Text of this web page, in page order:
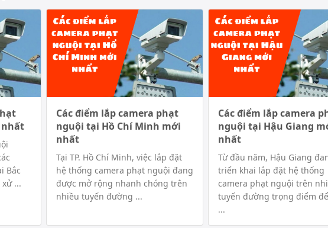
nhất
Bắc
...
Các điểm lắp camera phạt
nguội tại Hồ Chí Minh mới
nhất
Tại TP. Hồ Chí Minh, việc lắp đặt
hệ thống camera phạt nguội đang
được mở rộng nhanh chóng trên
nhiều tuyến đường ...
Các điểm lắp camera
nguội tại Hậu Giang
nhất
Từ đầu năm, Hậu Giang
triển khai lắp đặt hệ thống
camera phạt nguội trên
tuyến đường trọng điểm
...